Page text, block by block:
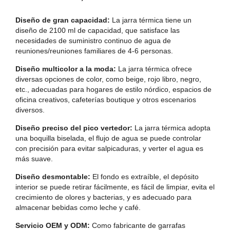
Diseño de gran capacidad: La jarra térmica tiene un
diseño de 2100 ml de capacidad, que satisface las
necesidades de suministro continuo de agua de
reuniones/reuniones familiares de 4-6 personas.
Diseño multicolor a la moda: La jarra térmica ofrece
diversas opciones de color, como beige, rojo libro, negro,
etc., adecuadas para hogares de estilo nórdico, espacios de
oficina creativos, cafeterías boutique y otros escenarios
diversos.
Diseño preciso del pico vertedor: La jarra térmica adopta
una boquilla biselada, el flujo de agua se puede controlar
con precisión para evitar salpicaduras, y verter el agua es
más suave.
Diseño desmontable: El fondo es extraíble, el depósito
interior se puede retirar fácilmente, es fácil de limpiar, evita el
crecimiento de olores y bacterias, y es adecuado para
almacenar bebidas como leche y café.
Servicio OEM y ODM: Como fabricante de garrafas